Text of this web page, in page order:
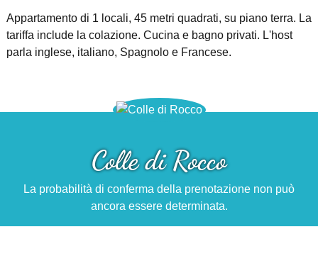
Appartamento di 1 locali, 45 metri quadrati, su piano terra. La
tariffa include la colazione. Cucina e bagno privati. L'host
parla inglese, italiano, Spagnolo e Francese.
Colle di Rocco
La probabilità di conferma della prenotazione non può
ancora essere determinata.